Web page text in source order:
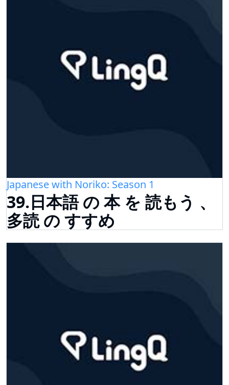
Japanese with Noriko: Season 1
39.日本語 の 本 を 読もう 、
多読 の すすめ